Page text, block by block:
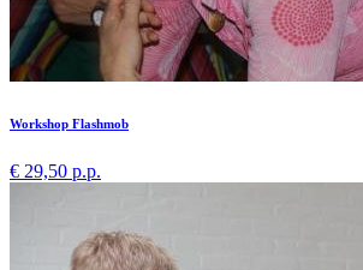
Workshop Flashmob
€ 29,50 p.p.